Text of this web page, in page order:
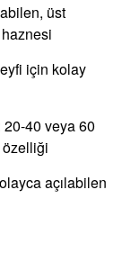
üst
için kolay
20-40 veya 60
açılabilen